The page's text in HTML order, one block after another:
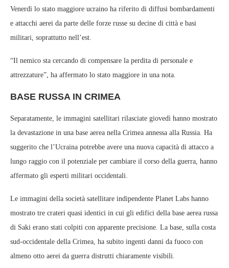
Venerdì lo stato maggiore ucraino ha riferito di diffusi bombardamenti
e attacchi aerei da parte delle forze russe su decine di città e basi
militari, soprattutto nell’est.
“Il nemico sta cercando di compensare la perdita di personale e
attrezzature”, ha affermato lo stato maggiore in una nota.
BASE RUSSA IN CRIMEA
Separatamente, le immagini satellitari rilasciate giovedì hanno mostrato
la devastazione in una base aerea nella Crimea annessa alla Russia. Ha
suggerito che l’Ucraina potrebbe avere una nuova capacità di attacco a
lungo raggio con il potenziale per cambiare il corso della guerra, hanno
affermato gli esperti militari occidentali.
Le immagini della società satellitare indipendente Planet Labs hanno
mostrato tre crateri quasi identici in cui gli edifici della base aerea russa
di Saki erano stati colpiti con apparente precisione. La base, sulla costa
sud-occidentale della Crimea, ha subito ingenti danni da fuoco con
almeno otto aerei da guerra distrutti chiaramente visibili.